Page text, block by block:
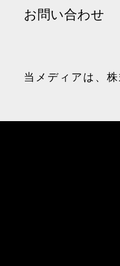
お問い合わせ
当メディアは、